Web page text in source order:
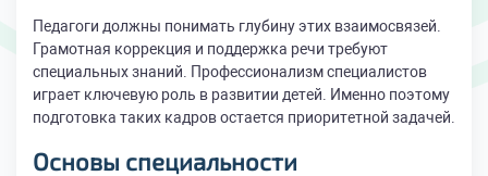
Педагоги должны понимать глубину этих взаимосвязей.
Грамотная коррекция и поддержка речи требуют
специальных знаний. Профессионализм специалистов
играет ключевую роль в развитии детей. Именно поэтому
подготовка таких кадров остается приоритетной задачей.
Основы специальности